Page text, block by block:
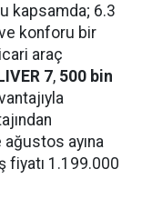
kapsamda; 6.3
konforu bir
araç
7, 500 bin
ağustos ayına
fiyatı 1.199.000